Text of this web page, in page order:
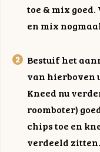
toe & mix
en mix
Bestuif het
van hierboven
Kneed nu
roomboter)
chips toe en
verdeeld